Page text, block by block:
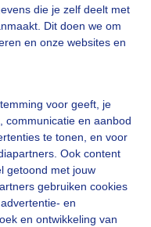
die je zelf deelt met
Dit doen we om
en onze websites en
voor geeft, je
communicatie en aanbod
te tonen, en voor
Ook content
getoond met jouw
gebruiken cookies
en
en ontwikkeling van